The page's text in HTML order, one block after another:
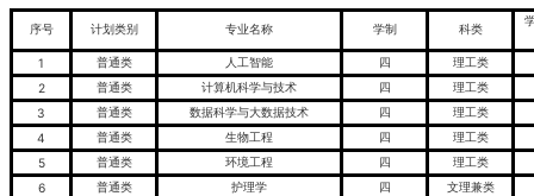
序号 计划类别 专业名称 学制 科类
1 普通类 人工智能 四
理工类
2
普通类 计算机科学与技术 四
理工类
3
普通类 数据科学与大数据技术 四
理工类
4
普通类 生物工程 四
理工类
5
普通类 环境工程 四
理工类
6
普通类 护理学 四
文理兼类